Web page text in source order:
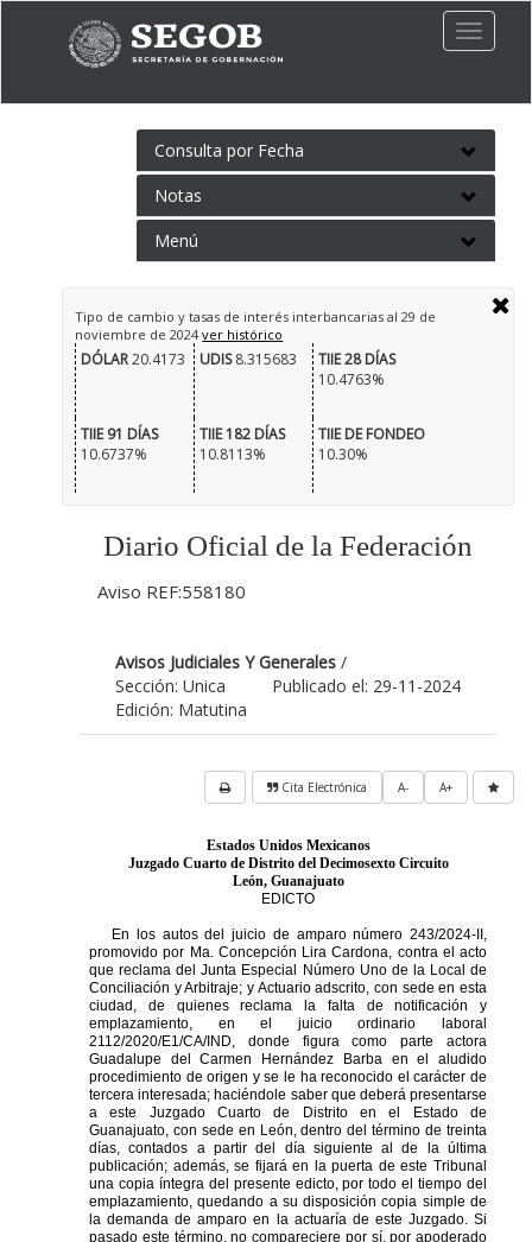
Toggle
Consulta por Fecha
Notas
Menú
Tipo de cambio y tasas de interés interbancarias al 29 de
noviembre de 2024ver histórico
DÓLAR20.4173 UDIS8.315683
TIIE 28 DÍAS
10.4763%
TIIE 91 DÍAS
10.6737%
TIIE 182 DÍAS
10.8113%
TIIE DE FONDEO
10.30%
Diario Oficial de la Federación
Aviso REF:558180
Avisos Judiciales Y Generales /
Publicado el: 29-11-2024
Sección: Unica
Edición: Matutina
A+
A-
Cita Electrónica